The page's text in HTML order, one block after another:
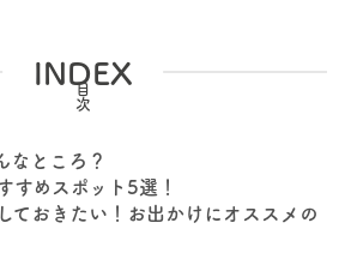
INDEX
なところ？
すめスポット5選！
ておきたい！お出かけにオススメの